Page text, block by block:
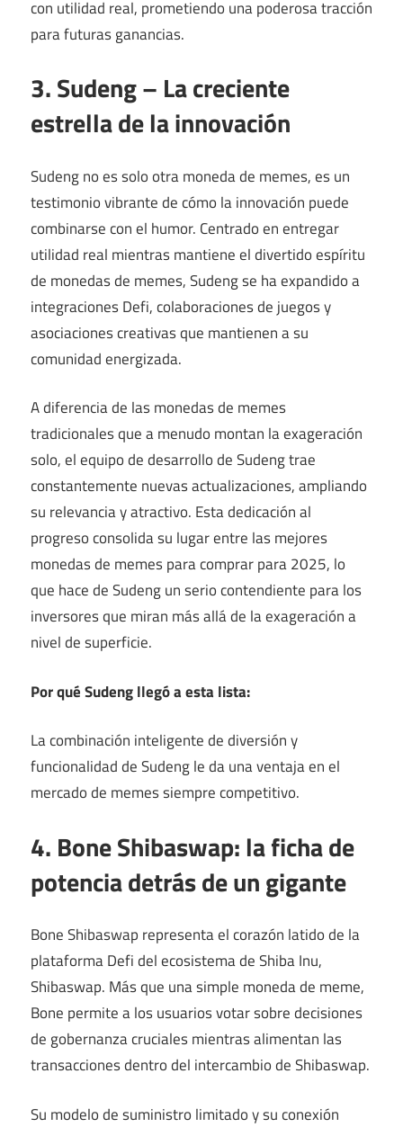
con utilidad real, prometiendo una poderosa tracción
para futuras ganancias.
3. Sudeng – La creciente
estrella de la innovación
Sudeng no es solo otra moneda de memes, es un
testimonio vibrante de cómo la innovación puede
combinarse con el humor. Centrado en entregar
utilidad real mientras mantiene el divertido espíritu
de monedas de memes, Sudeng se ha expandido a
integraciones Defi, colaboraciones de juegos y
asociaciones creativas que mantienen a su
comunidad energizada.
A diferencia de las monedas de memes
tradicionales que a menudo montan la exageración
solo, el equipo de desarrollo de Sudeng trae
constantemente nuevas actualizaciones, ampliando
su relevancia y atractivo. Esta dedicación al
progreso consolida su lugar entre las mejores
monedas de memes para comprar para 2025, lo
que hace de Sudeng un serio contendiente para los
inversores que miran más allá de la exageración a
nivel de superficie.
Por qué Sudeng llegó a esta lista:
La combinación inteligente de diversión y
funcionalidad de Sudeng le da una ventaja en el
mercado de memes siempre competitivo.
4. Bone Shibaswap: la ficha de
potencia detrás de un gigante
Bone Shibaswap representa el corazón latido de la
plataforma Defi del ecosistema de Shiba Inu,
Shibaswap. Más que una simple moneda de meme,
Bone permite a los usuarios votar sobre decisiones
de gobernanza cruciales mientras alimentan las
transacciones dentro del intercambio de Shibaswap.
Su modelo de suministro limitado y su conexión